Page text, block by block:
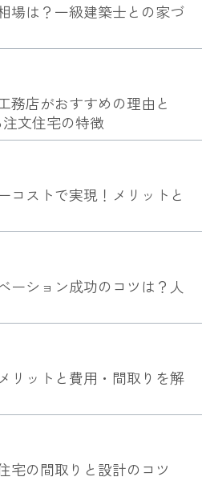
場は？一級建築士との家づ
務店がおすすめの理由と
文住宅の特徴
コストで実現！メリットと
ーション成功のコツは？人
リットと費用・間取りを解
宅の間取りと設計のコツ